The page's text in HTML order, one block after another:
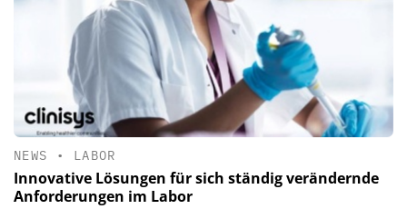
NEWS • LABOR
Innovative Lösungen für sich ständig verändernde
Anforderungen im Labor